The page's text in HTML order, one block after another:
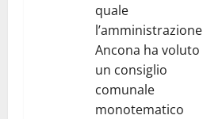
quale
l’amministrazione
Ancona ha voluto
un consiglio
comunale
monotematico